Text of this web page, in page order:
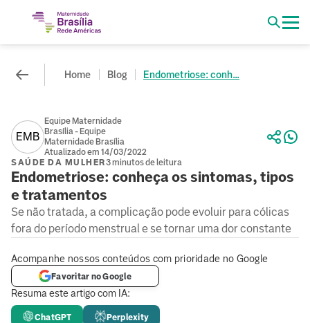
Home Blog Endometriose: conh...
EMB
Equipe Maternidade
Brasília - Equipe
Maternidade Brasília
Atualizado em 14/03/2022
SAÚDE DA MULHER3 minutos de leitura
Endometriose: conheça os sintomas, tipos
e tratamentos
Se não tratada, a complicação pode evoluir para cólicas
fora do período menstrual e se tornar uma dor constante
Resuma este artigo com IA:
ChatGPT Perplexity
Acompanhe nossos conteúdos com prioridade no Google
Favoritar no Google